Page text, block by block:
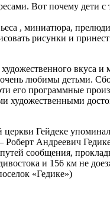
Вот почему дети с
, миниатюра,
рисунки и
вкуса и
любимы детьми.
его программные
художественными
Гейдеке
Андреевич
сообщения,
и 156 км не
«Гедике»)